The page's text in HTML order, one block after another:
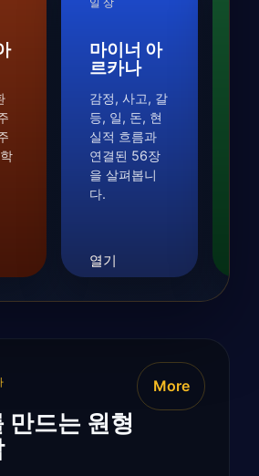
일상
마이너 아
르카나
감정, 사고, 갈
등, 일, 돈, 현
실적 흐름과
연결된 56장
을 살펴봅니
다.
열기
만드는 원형
More